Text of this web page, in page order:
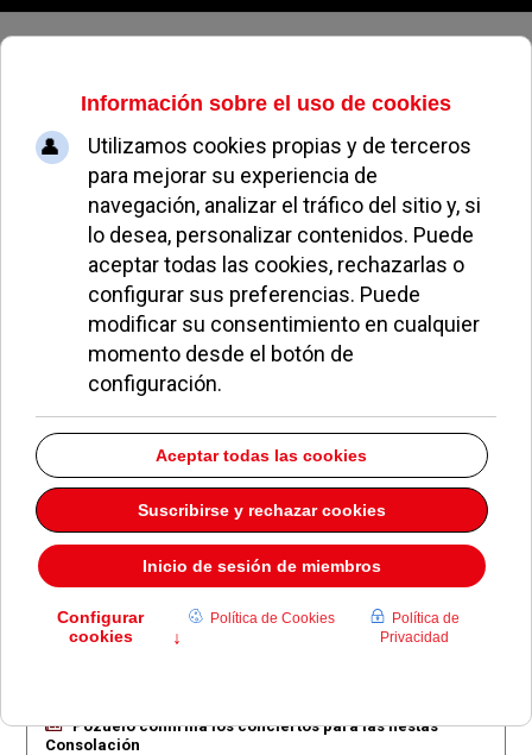
Viernes, 07 de agosto de 2026
Comunicaciones Y
Ocio Vadaid
Dirección: C/ Almansa 2 1
Pozuelo de Alarcón
Madrid
28224
Teléfono:
913528370
Descargar la información como:vCard
EN PORTADA
Pozuelo confirma los conciertos para las fiestas
Consolación